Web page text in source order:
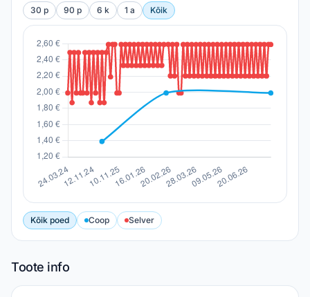
30 p 90 p 6 k 1 a Kõik
Kõik poed Coop Selver
Toote info